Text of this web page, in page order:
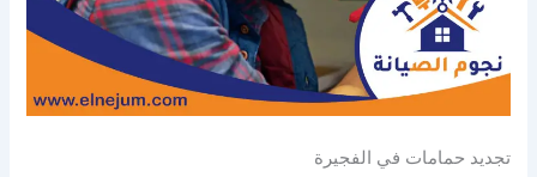
تجديد حمامات في الفجيرة